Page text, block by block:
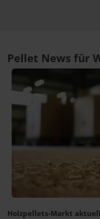
Pellet News für
Holzpellets-Markt